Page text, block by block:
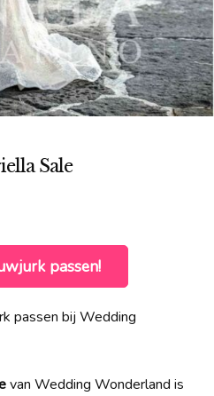
Sale
passen!
passen bij Wedding
van Wedding Wonderland is